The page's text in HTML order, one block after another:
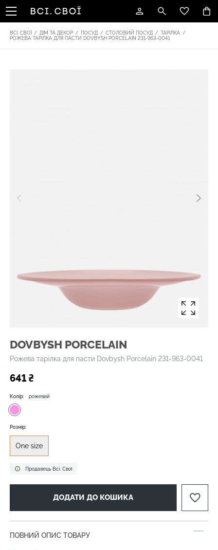
ВСІ. СВОЇ / ДІМ ТА ДЕКОР / ПОСУД / СТОЛОВИЙ ПОСУД / ТАРІЛКА /
РОЖЕВА ТАРІЛКА ДЛЯ ПАСТИ DOVBYSH PORCELAIN 231-963-0041
DOVBYSH PORCELAIN
Рожева тарілка для пасти Dovbysh Porcelain 231-963-0041
641 ₴
Продавець Всі. Свої
Колір: рожевий
Розмір:
One size
ДОДАТИ ДО КОШИКА
ПОВНИЙ ОПИС ТОВАРУ